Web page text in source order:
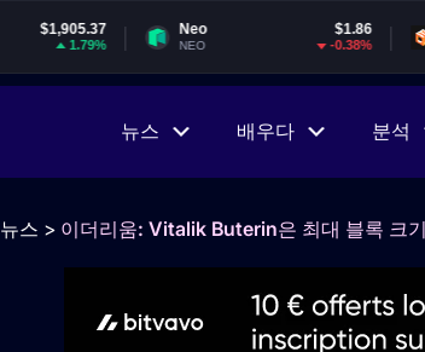
Neo
NEO
EOS
EOS
뉴스 배우다 분석
뉴스 > 이더리움: Vitalik Buterin은 최대 블록 크